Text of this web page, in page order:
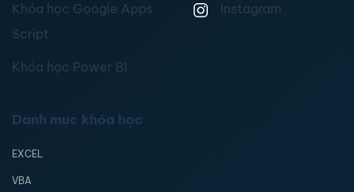
Khóa học Google Apps
Script
Khóa học Power BI
Instagram
Danh mục khóa học
EXCEL
VBA